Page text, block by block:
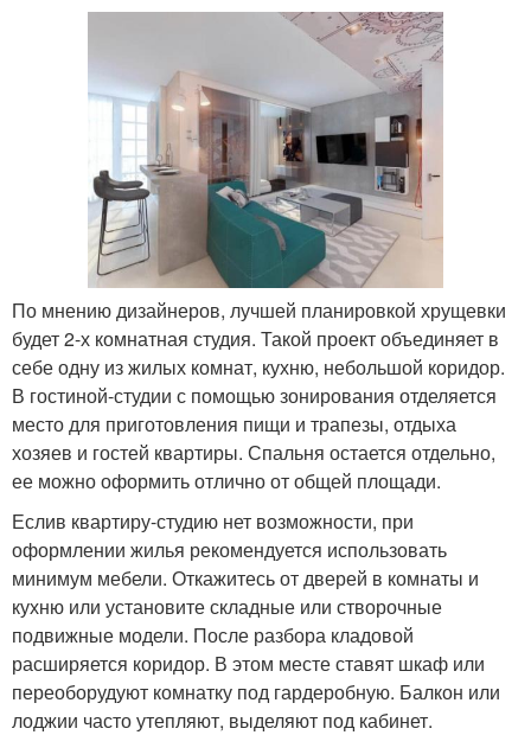
По мнению дизайнеров, лучшей планировкой хрущевки
будет 2-х комнатная студия. Такой проект объединяет в
себе одну из жилых комнат, кухню, небольшой коридор.
В гостиной-студии с помощью зонирования отделяется
место для приготовления пищи и трапезы, отдыха
хозяев и гостей квартиры. Спальня остается отдельно,
ее можно оформить отлично от общей площади.
Еслив квартиру-студию нет возможности, при
оформлении жилья рекомендуется использовать
минимум мебели. Откажитесь от дверей в комнаты и
кухню или установите складные или створочные
подвижные модели. После разбора кладовой
расширяется коридор. В этом месте ставят шкаф или
переоборудуют комнатку под гардеробную. Балкон или
лоджии часто утепляют, выделяют под кабинет.